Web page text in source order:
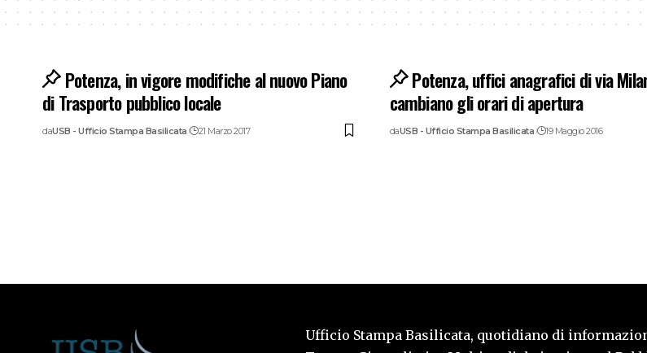
Potenza, in vigore modifiche al nuovo Piano
di Trasporto pubblico locale
daUSB - Ufficio Stampa Basilicata 21 Marzo 2017
Potenza, uffici anagrafici di via
cambiano gli orari di apertura
daUSB - Ufficio Stampa Basilicata 19 Maggio 2016
Ufficio Stampa Basilicata, quotidiano di